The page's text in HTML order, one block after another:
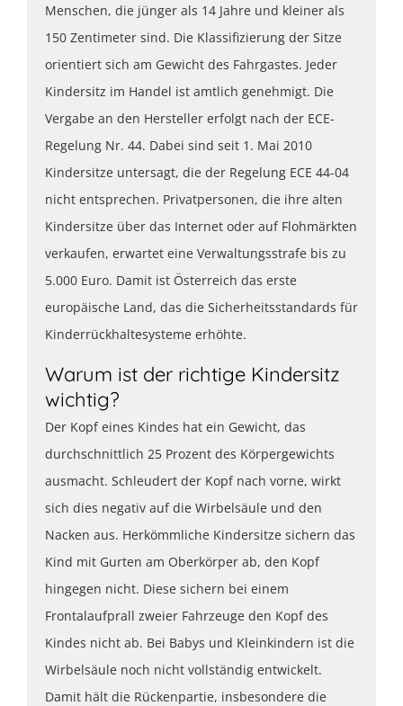
Menschen, die jünger als 14 Jahre und kleiner als
150 Zentimeter sind. Die Klassifizierung der Sitze
orientiert sich am Gewicht des Fahrgastes. Jeder
Kindersitz im Handel ist amtlich genehmigt. Die
Vergabe an den Hersteller erfolgt nach der ECE-
Regelung Nr. 44. Dabei sind seit 1. Mai 2010
Kindersitze untersagt, die der Regelung ECE 44-04
nicht entsprechen. Privatpersonen, die ihre alten
Kindersitze über das Internet oder auf Flohmärkten
verkaufen, erwartet eine Verwaltungsstrafe bis zu
5.000 Euro. Damit ist Österreich das erste
europäische Land, das die Sicherheitsstandards für
Kinderrückhaltesysteme erhöhte.
Warum ist der richtige Kindersitz
wichtig?
Der Kopf eines Kindes hat ein Gewicht, das
durchschnittlich 25 Prozent des Körpergewichts
ausmacht. Schleudert der Kopf nach vorne, wirkt
sich dies negativ auf die Wirbelsäule und den
Nacken aus. Herkömmliche Kindersitze sichern das
Kind mit Gurten am Oberkörper ab, den Kopf
hingegen nicht. Diese sichern bei einem
Frontalaufprall zweier Fahrzeuge den Kopf des
Kindes nicht ab. Bei Babys und Kleinkindern ist die
Wirbelsäule noch nicht vollständig entwickelt.
Damit hält die Rückenpartie, insbesondere die